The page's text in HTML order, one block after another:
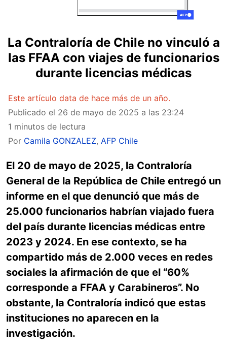
La Contraloría de Chile no vinculó a
las FFAA con viajes de funcionarios
durante licencias médicas
Este artículo data de hace más de un año.
Publicado el 26 de mayo de 2025 a las 23:24
1 minutos de lectura
Por Camila GONZALEZ, AFP Chile
El 20 de mayo de 2025, la Contraloría
General de la República de Chile entregó un
informe en el que denunció que más de
25.000 funcionarios habrían viajado fuera
del país durante licencias médicas entre
2023 y 2024. En ese contexto, se ha
compartido más de 2.000 veces en redes
sociales la afirmación de que el “60%
corresponde a FFAA y Carabineros”. No
obstante, la Contraloría indicó que estas
instituciones no aparecen en la
investigación.